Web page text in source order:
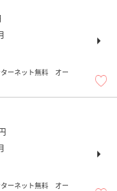
ーネット無料 オー
ーネット無料 オー